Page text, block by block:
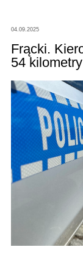
04.09.2025
Frącki.
54